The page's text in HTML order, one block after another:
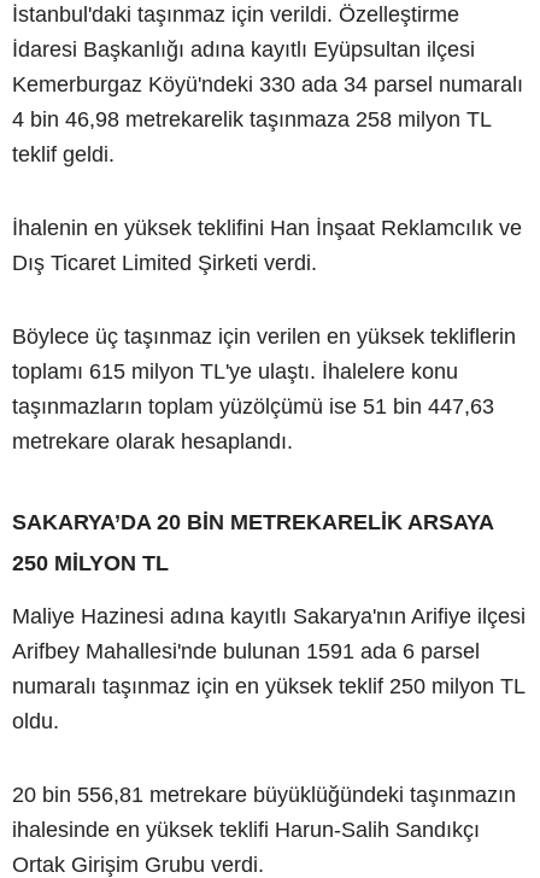
İstanbul'daki taşınmaz için verildi. Özelleştirme
İdaresi Başkanlığı adına kayıtlı Eyüpsultan ilçesi
Kemerburgaz Köyü'ndeki 330 ada 34 parsel numaralı
4 bin 46,98 metrekarelik taşınmaza 258 milyon TL
teklif geldi.
İhalenin en yüksek teklifini Han İnşaat Reklamcılık ve
Dış Ticaret Limited Şirketi verdi.
Böylece üç taşınmaz için verilen en yüksek tekliflerin
toplamı 615 milyon TL'ye ulaştı. İhalelere konu
taşınmazların toplam yüzölçümü ise 51 bin 447,63
metrekare olarak hesaplandı.
SAKARYA’DA 20 BİN METREKARELİK ARSAYA
250 MİLYON TL
Maliye Hazinesi adına kayıtlı Sakarya'nın Arifiye ilçesi
Arifbey Mahallesi'nde bulunan 1591 ada 6 parsel
numaralı taşınmaz için en yüksek teklif 250 milyon TL
oldu.
20 bin 556,81 metrekare büyüklüğündeki taşınmazın
ihalesinde en yüksek teklifi Harun-Salih Sandıkçı
Ortak Girişim Grubu verdi.